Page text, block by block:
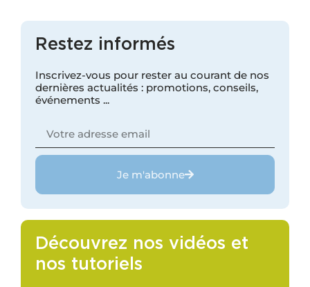
Restez informés
Inscrivez-vous pour rester au courant de nos
dernières actualités : promotions, conseils,
événements ...
Je m'abonne
Découvrez nos vidéos et
nos tutoriels